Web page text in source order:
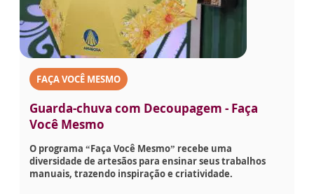
FAÇA VOCÊ MESMO
Guarda-chuva com Decoupagem - Faça
Você Mesmo
O programa “Faça Você Mesmo” recebe uma
diversidade de artesãos para ensinar seus trabalhos
manuais, trazendo inspiração e criatividade.